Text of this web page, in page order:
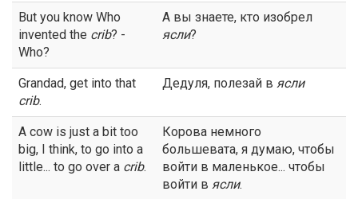
But you know Who
invented the crib? -
Who?
А вы знаете, кто изобрел
ясли?
Grandad, get into that
crib.
Дедуля, полезай в ясли
A cow is just a bit too
big, I think, to go into a
little... to go over a crib.
Корова немного
большевата, я думаю, чтобы
войти в маленькое... чтобы
войти в ясли.